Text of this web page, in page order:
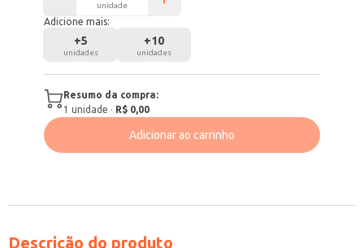
unidade
Adicione mais:
+5
unidades
+10
unidades
Resumo da compra:
1 unidade · R$ 0,00
Adicionar ao carrinho
Descrição do produto